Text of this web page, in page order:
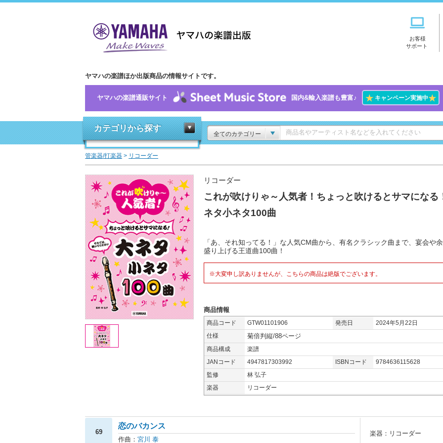
お客様
サポート
ヤマハの楽譜ほか出版商品の情報サイトです。
ヤマハの楽譜通販サイト 国内&輸入楽譜も豊富♪ ★キャンペーン実施中★
カテゴリから探す
全てのカテゴリー
管楽器/打楽器 > リコーダー
リコーダー
これが吹けりゃ～人気者！ちょっと吹けるとサマになる
ネタ小ネタ100曲
「あ、それ知ってる！」な人気CM曲から、有名クラシック曲まで、宴会や
盛り上げる王道曲100曲！
※大変申し訳ありませんが、こちらの商品は絶版でございます。
商品情報
商品コード GTW01101906 発売日
2024年5月22日
仕様
菊倍判縦/88ページ
商品構成
楽譜
JANコード
4947817303992 ISBNコード
9784636115628
監修
林 弘子
楽器
リコーダー
69
恋のバカンス
作曲： 宮川 泰
楽器：リコーダー